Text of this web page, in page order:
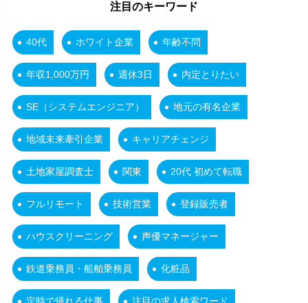
注目のキーワード
40代 ホワイト企業 年齢不問
年収1,000万円 週休3日 内定とりたい
SE（システムエンジニア） 地元の有名企業
地域未来牽引企業 キャリアチェンジ
土地家屋調査士 関東 20代 初めて転職
フルリモート 技術営業 登録販売者
ハウスクリーニング 声優マネージャー
鉄道乗務員・船舶乗務員 化粧品